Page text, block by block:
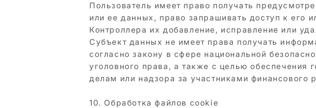
Пользователь имеет право получать
или ее данных, право запрашивать доступ к его
Контроллера их добавление, исправление или
Субъект данных не имеет права получать
согласно закону в сфере национальной
уголовного права, а также с целью обеспечения
делам или надзора за участниками финансового
10. Обработка файлов cookie